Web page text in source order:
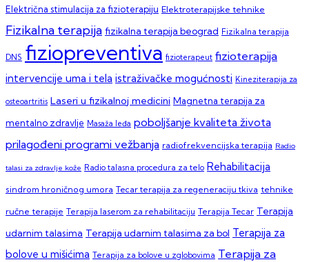
Električna stimulacija za fizioterapiju Elektroterapijske tehnike
Fizikalna terapija fizikalna terapija beograd Fizikalna terapija
DNS fiziopreventiva fizioterapeut fizioterapija
intervencije uma i tela istraživačke mogućnosti Kineziterapija za
osteoartritis Laseri u fizikalnoj medicini Magnetna terapija za
mentalno zdravlje Masaža leđa poboljšanje kvaliteta života
prilagođeni programi vežbanja radiofrekvencijska terapija Radio
talasi za zdravlje kože Radio talasna procedura za telo Rehabilitacija
sindrom hroničnog umora Tecar terapija za regeneraciju tkiva tehnike
ručne terapije Terapija laserom za rehabilitaciju Terapija Tecar Terapija
udarnim talasima Terapija udarnim talasima za bol Terapija za
bolove u mišićima Terapija za bolove u zglobovima Terapija za